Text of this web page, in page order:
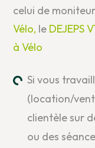
celui de
Vélo, le DEJEPS
à Vélo
Si vous
(location/
clientèle sur
ou des